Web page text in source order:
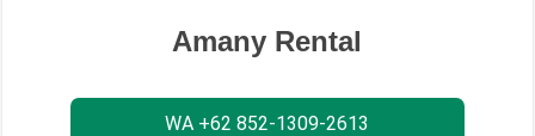
Amany Rental
WA +62 852-1309-2613